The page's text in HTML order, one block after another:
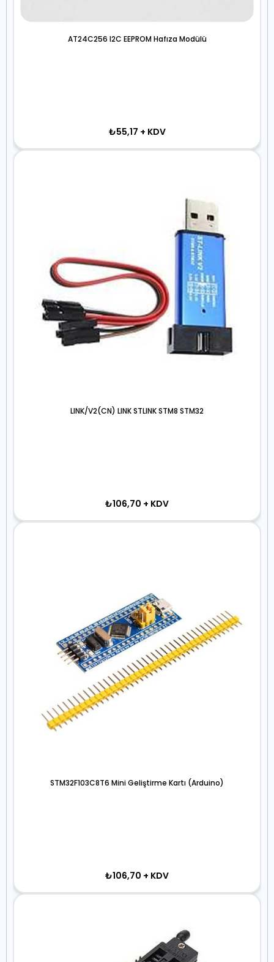
AT24C256 I2C EEPROM Hafıza Modülü
₺55,17 + KDV
LINK/V2(CN) LINK STLINK STM8 STM32
₺106,70 + KDV
STM32F103C8T6 Mini Geliştirme Kartı (Arduino)
₺106,70 + KDV